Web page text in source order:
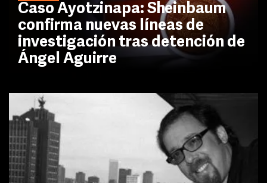
Caso Ayotzinapa: Sheinbaum
confirma nuevas líneas de
investigación tras detención de
Ángel Aguirre